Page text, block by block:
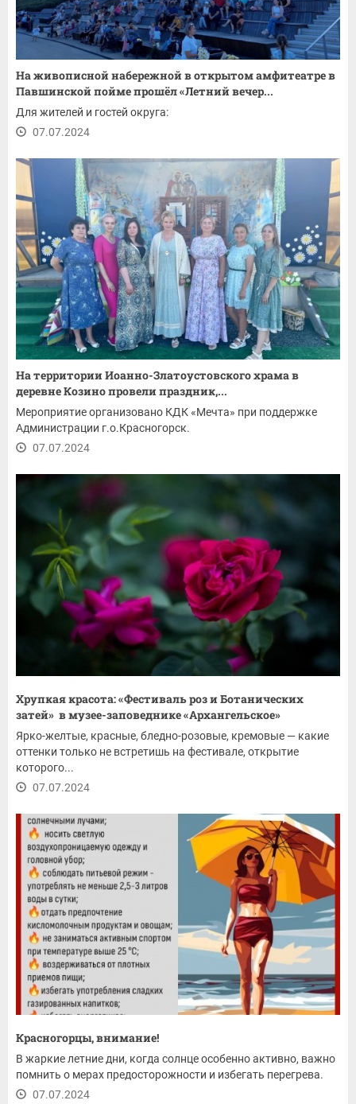
На живописной набережной в открытом амфитеатре в
Павшинской пойме прошёл «Летний вечер...
Для жителей и гостей округа:
07.07.2024
На территории Иоанно-Златоустовского храма в
деревне Козино провели праздник,...
Мероприятие организовано КДК «Мечта» при поддержке
Администрации г.о.Красногорск.
07.07.2024
Хрупкая красота: «Фестиваль роз и Ботанических
затей» в музее-заповеднике «Архангельское»
Ярко-желтые, красные, бледно-розовые, кремовые — какие
оттенки только не встретишь на фестивале, открытие
которого...
07.07.2024
Красногорцы, внимание!
В жаркие летние дни, когда солнце особенно активно, важно
помнить о мерах предосторожности и избегать перегрева.
07.07.2024